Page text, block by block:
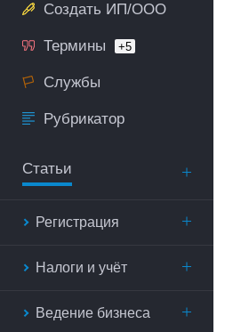
Создать ИП/ООО
Термины +5
Службы
Рубрикатор
Статьи
Регистрация
Налоги и учёт
Ведение бизнеса